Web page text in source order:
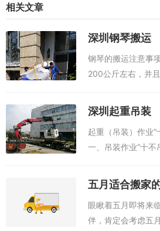
相关文章
深圳钢琴搬运
钢琴的搬运注意事
200公斤左右，并
时一定要注意，以
运时，最好不要把
深圳起重吊装
起重（吊装）作业“
一、吊装作业“十不
量不明或超负荷 不
物料装放过满 不准
五月适合搬家
眼瞅着五月即将来
伴，肯定会考虑五